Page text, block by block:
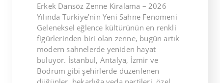
Erkek Dansöz Zenne Kiralama – 2026
Yılında Türkiye’nin Yeni Sahne Fenomeni
Geleneksel eğlence kültürünün en renkli
figürlerinden biri olan zenne, bugün artık
modern sahnelerde yeniden hayat
buluyor. İstanbul, Antalya, İzmir ve
Bodrum gibi şehirlerde düzenlenen